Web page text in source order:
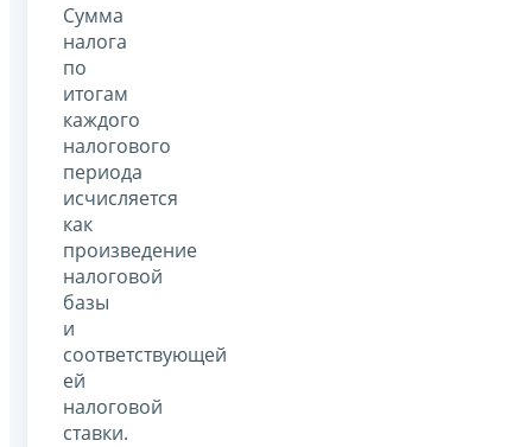
Сумма
налога
по
итогам
каждого
налогового
периода
исчисляется
как
произведение
налоговой
базы
и
соответствующей
ей
налоговой
ставки.